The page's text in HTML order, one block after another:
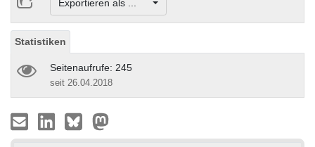
Exportieren als ...
Statistiken
Seitenaufrufe: 245
seit 26.04.2018